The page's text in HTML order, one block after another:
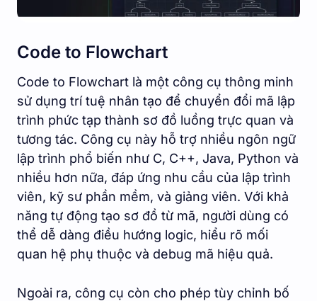
Code to Flowchart
Code to Flowchart là một công cụ thông minh
sử dụng trí tuệ nhân tạo để chuyển đổi mã lập
trình phức tạp thành sơ đồ luồng trực quan và
tương tác. Công cụ này hỗ trợ nhiều ngôn ngữ
lập trình phổ biến như C, C++, Java, Python và
nhiều hơn nữa, đáp ứng nhu cầu của lập trình
viên, kỹ sư phần mềm, và giảng viên. Với khả
năng tự động tạo sơ đồ từ mã, người dùng có
thể dễ dàng điều hướng logic, hiểu rõ mối
quan hệ phụ thuộc và debug mã hiệu quả.
Ngoài ra, công cụ còn cho phép tùy chỉnh bố